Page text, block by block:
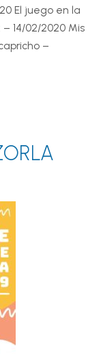
El juego en la
14/02/2020 Mis
–